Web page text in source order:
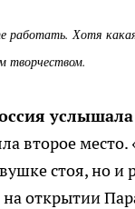
Хотя
творчеством.
второе
стоя, но и
на открытии